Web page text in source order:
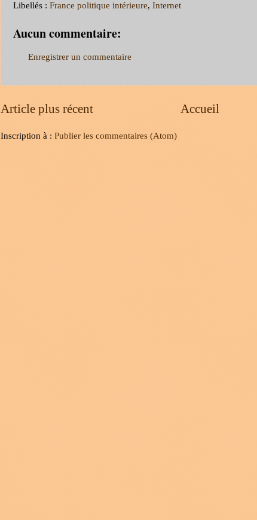
Libellés : France politique intérieure, Internet
Aucun commentaire:
Enregistrer un commentaire
Article plus récent Accueil
Inscription à : Publier les commentaires (Atom)